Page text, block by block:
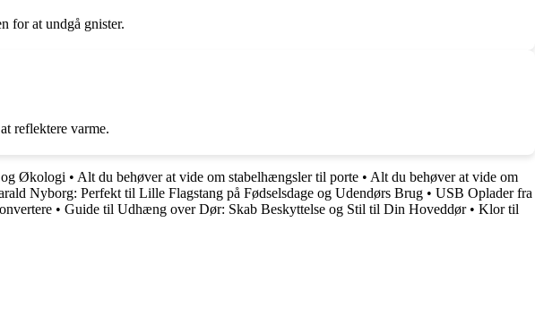
for at undgå gnister.
reflektere varme.
og Økologi • Alt du behøver at vide om stabelhængsler til porte • Alt du behøver at vide om
Nyborg: Perfekt til Lille Flagstang på Fødselsdage og Udendørs Brug • USB Oplader fra
• Guide til Udhæng over Dør: Skab Beskyttelse og Stil til Din Hoveddør• Klor til